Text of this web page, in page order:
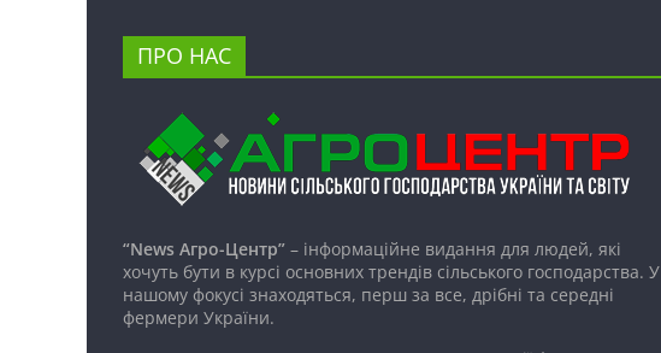
ПРО НАС
“News Агро-Центр” – інформаційне видання для людей, які
хочуть бути в курсі основних трендів сільського господарства. У
нашому фокусі знаходяться, перш за все, дрібні та середні
фермери України.